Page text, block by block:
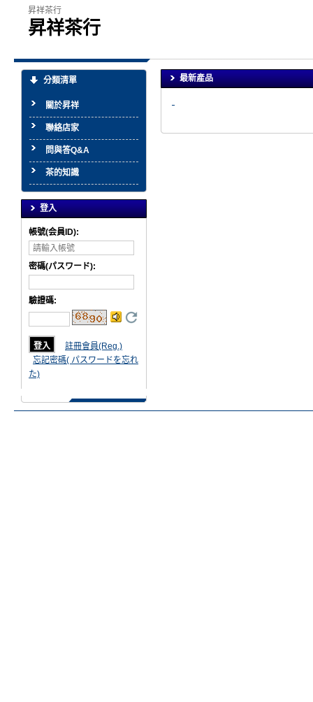
昇祥茶行
昇祥茶行
分類清單
關於昇祥
聯絡店家
問與答Q&A
茶的知識
登入
帳號(会員ID):
密碼(パスワード):
驗證碼:
註冊會員(Reg.)
忘記密碼( パスワードを忘れ
た)
最新產品